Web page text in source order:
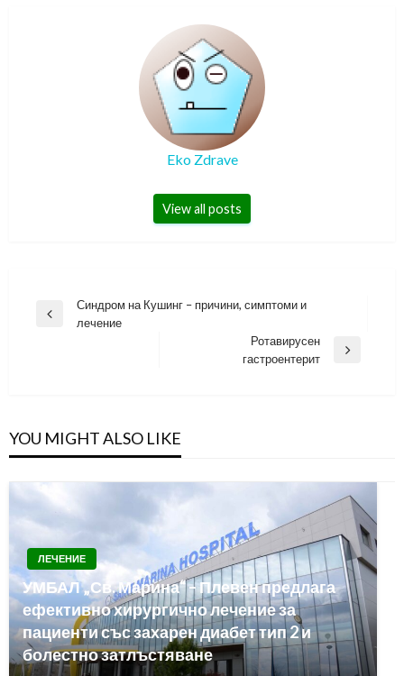
Eko Zdrave
View all posts
Навигация
Previous
Синдром на Кушинг – причини, симптоми и
лечение
Ротавирусен
гастроентерит
YOU MIGHT ALSO LIKE
ЛЕЧЕНИЕ
УМБАЛ „Св. Марина“ – Плевен предлага
ефективно хирургично лечение за
пациенти със захарен диабет тип 2 и
болестно затлъстяване